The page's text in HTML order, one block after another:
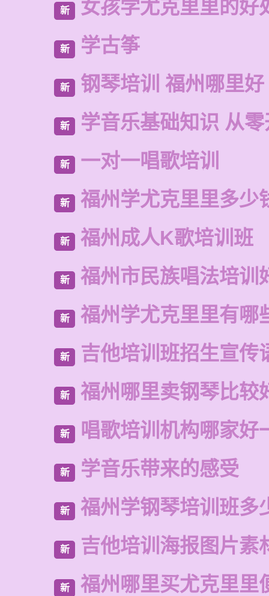
新 女孩学尤克里里的好
新 学古筝
新 钢琴培训 福州哪里好
新 学音乐基础知识 从
新 一对一唱歌培训
新 福州学尤克里里多少
新 福州成人K歌培训班
新 福州市民族唱法培训
新 福州学尤克里里有哪
新 吉他培训班招生宣传
新 福州哪里卖钢琴比较
新 唱歌培训机构哪家好
新 学音乐带来的感受
新 福州学钢琴培训班多
新 吉他培训海报图片素
新 福州哪里买尤克里里